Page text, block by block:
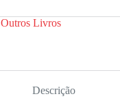
Outros Livros
Descrição